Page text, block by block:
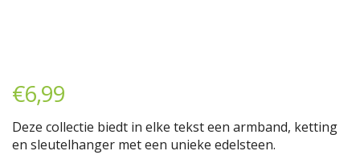
€6,99
Deze collectie biedt in elke tekst een armband, ketting
en sleutelhanger met een unieke edelsteen.